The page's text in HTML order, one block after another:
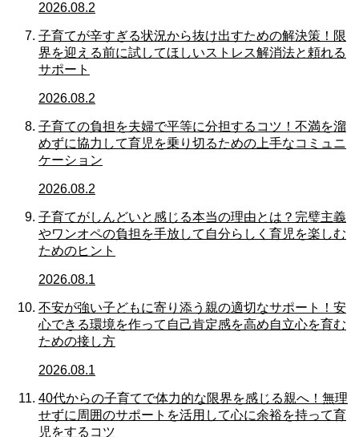
2026.08.2
子育てが辛すぎる状況から抜け出すための解決策！限
界を迎える前に試してほしいストレス解消法と頼れる
サポート
2026.08.2
子育ての負担を夫婦で平等に分担するコツ！不満を溜
めずに協力して育児を乗り切るための上手なコミュニ
ケーション
2026.08.2
子育てがしんどいと感じる本当の理由とは？完璧主義
やワンオペの負担を手放して自分らしく育児を楽しむ
ためのヒント
2026.08.1
不安が強い子どもに寄り添う親の適切なサポート！安
心できる環境を作って自己肯定感を高め自立心を育む
ための接し方
2026.08.1
40代からの子育てで体力的な限界を感じる親へ！無理
せずに周囲のサポートを活用して心に余裕を持って育
児をするコツ